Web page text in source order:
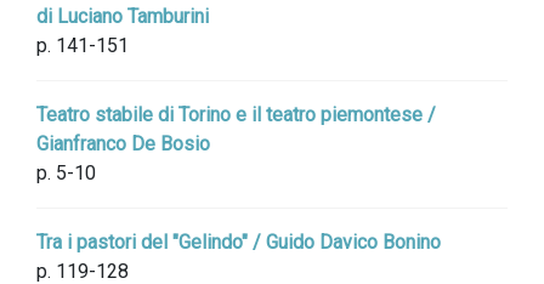
di Luciano Tamburini
p. 141-151
Teatro stabile di Torino e il teatro piemontese /
Gianfranco De Bosio
p. 5-10
Tra i pastori del "Gelindo" / Guido Davico Bonino
p. 119-128